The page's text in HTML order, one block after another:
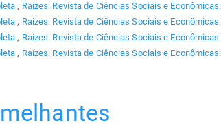
, Raízes: Revista de Ciências Sociais e
, Raízes: Revista de Ciências Sociais e
, Raízes: Revista de Ciências Sociais e
, Raízes: Revista de Ciências Sociais e